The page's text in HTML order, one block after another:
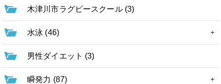
木津川市ラグビースクール (3)
水泳 (46)
男性ダイエット (3)
瞬発力 (87)